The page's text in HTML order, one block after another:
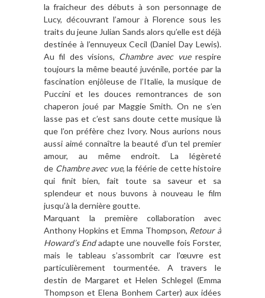
la fraicheur des débuts à son personnage de
Lucy, découvrant l’amour à Florence sous les
traits du jeune Julian Sands alors qu’elle est déjà
destinée à l’ennuyeux Cecil (Daniel Day Lewis).
Au fil des visions, Chambre avec vuerespire
toujours la même beauté juvénile, portée par la
fascination enjôleuse de l’Italie, la musique de
Puccini et les douces remontrances de son
chaperon joué par Maggie Smith. On ne s’en
lasse pas et c’est sans doute cette musique là
que l’on préfère chez Ivory. Nous aurions nous
aussi aimé connaître la beauté d’un tel premier
amour, au même endroit. La légèreté
de Chambre avec vue, la féérie de cette histoire
qui finit bien, fait toute sa saveur et sa
splendeur et nous buvons à nouveau le film
jusqu’à la dernière goutte.
Marquant la première collaboration avec
Anthony Hopkins et Emma Thompson, Retour à
Howard’s Endadapte une nouvelle fois Forster,
mais le tableau s’assombrit car l’œuvre est
particulièrement tourmentée. A travers le
destin de Margaret et Helen Schlegel (Emma
Thompson et Elena Bonhem Carter) aux idées